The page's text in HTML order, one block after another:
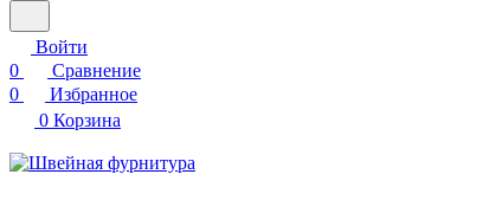
Войти
0
Сравнение
0
Избранное
0 Корзина